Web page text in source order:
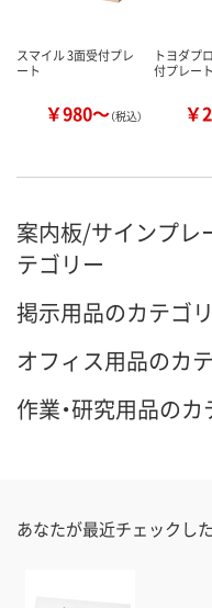
スマイル 3面受付プレ
ート
￥980～（税込）
トヨダプ
付プレー
￥
案内板/サインプレ
テゴリー
掲示用品のカテゴ
オフィス用品のカ
作業・研究用品の
あなたが最近チェックし